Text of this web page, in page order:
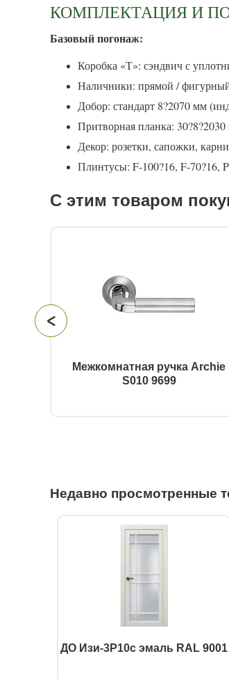
КОМПЛЕКТАЦИЯ И
Базовый погонаж:
Коробка «Т»: сэндвич с
Наличники: прямой /
Добор: стандарт 8?2070 мм
Притворная планка:
Декор: розетки, сапожки,
Плинтусы: F-100?16, F-70?16,
С этим товаром
Межкомнатная ручка Archie
S010 9699
Недавно просмотренные
ДО Изи-3Р10с эмаль RAL 9001